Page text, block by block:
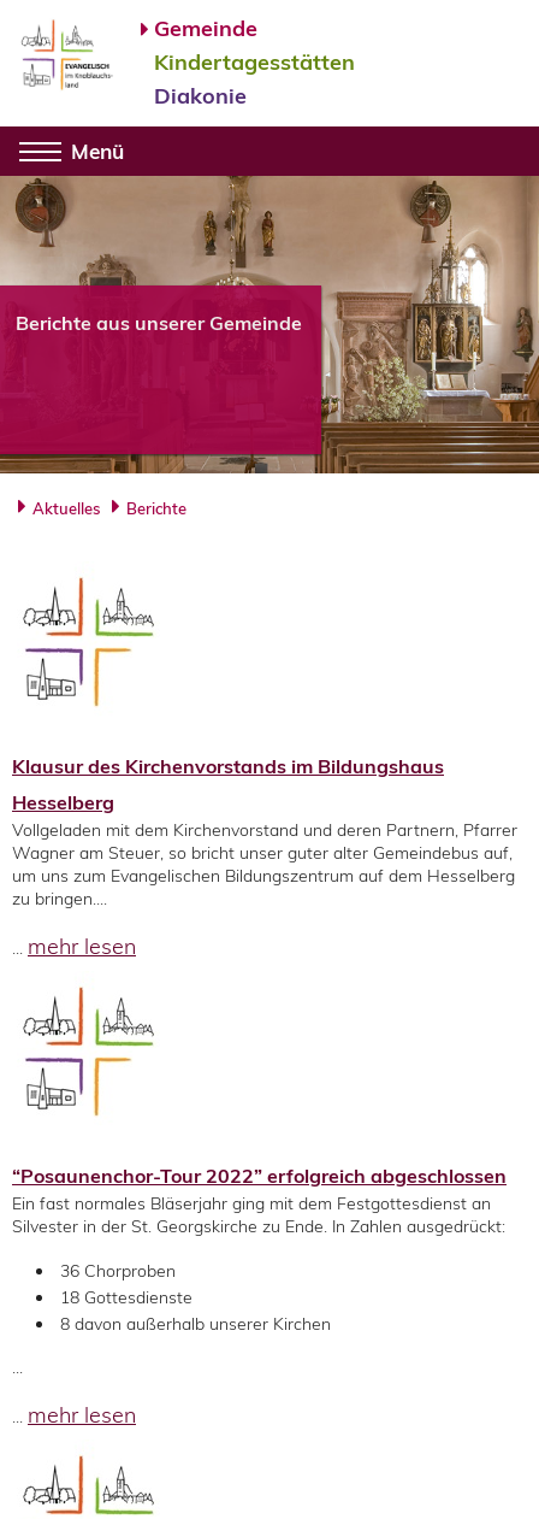
Gemeinde
Kindertagesstätten
Diakonie
Menü
Berichte aus unserer Gemeinde
Aktuelles Berichte
Klausur des Kirchenvorstands im Bildungshaus
Hesselberg
Vollgeladen mit dem Kirchenvorstand und deren Partnern, Pfarrer
Wagner am Steuer, so bricht unser guter alter Gemeindebus auf,
um uns zum Evangelischen Bildungszentrum auf dem Hesselberg
zu bringen....
... mehr lesen
“Posaunenchor-Tour 2022” erfolgreich abgeschlossen
Ein fast normales Bläserjahr ging mit dem Festgottesdienst an
Silvester in der St. Georgskirche zu Ende. In Zahlen ausgedrückt:
36 Chorproben
18 Gottesdienste
8 davon außerhalb unserer Kirchen
...
... mehr lesen